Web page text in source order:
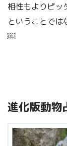
相性もよりピッ
ということでは
￼
進化版動物